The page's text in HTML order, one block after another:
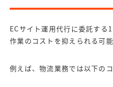
ECサイト運用代行に委託する
作業のコストを抑えられる可
例えば、物流業務では以下の